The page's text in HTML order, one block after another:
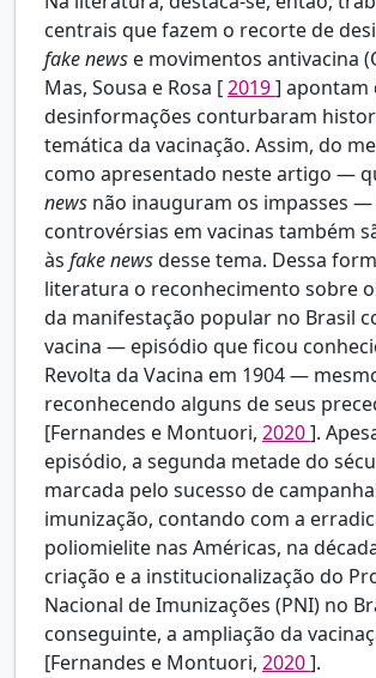
centrais que fazem o recorte de
fake news e movimentos antivacina
Mas, Sousa e Rosa [2019] apontam
desinformações conturbaram
temática da vacinação. Assim, do
como apresentado neste artigo —
news não inauguram os impasses —
controvérsias em vacinas também
às fake newsdesse tema. Dessa
literatura o reconhecimento sobre
da manifestação popular no Brasil
vacina — episódio que ficou
Revolta da Vacina em 1904 —
reconhecendo alguns de seus
[Fernandes e Montuori, 2020].
episódio, a segunda metade do
marcada pelo sucesso de
imunização, contando com a
poliomielite nas Américas, na
criação e a institucionalização do
Nacional de Imunizações (PNI) no
conseguinte, a ampliação da
[Fernandes e Montuori, 2020].